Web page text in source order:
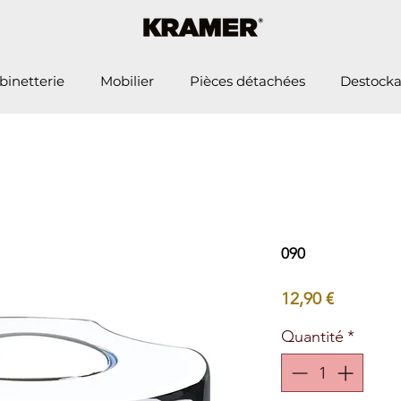
Mobilier Pièces détachées
090
12,90 €Prix
Quantité *